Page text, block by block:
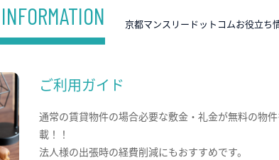
京都マンスリードットコムお役立ち
ご利用ガイド
通常の賃貸物件の場合必要な敷金・礼金が無料の物
載！！
法人様の出張時の経費削減にもおすすめです。